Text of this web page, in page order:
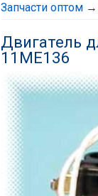
Запчасти оптом →
Двигатель
11ME136